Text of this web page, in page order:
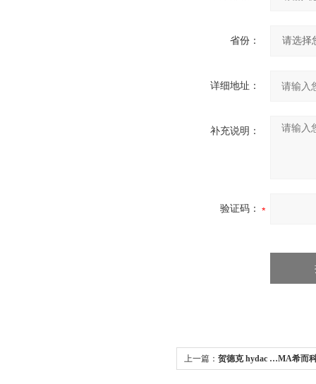
省份：
详细地址：
补充说明：
验证码：
上一篇： 贺德克 hydac …MA希而